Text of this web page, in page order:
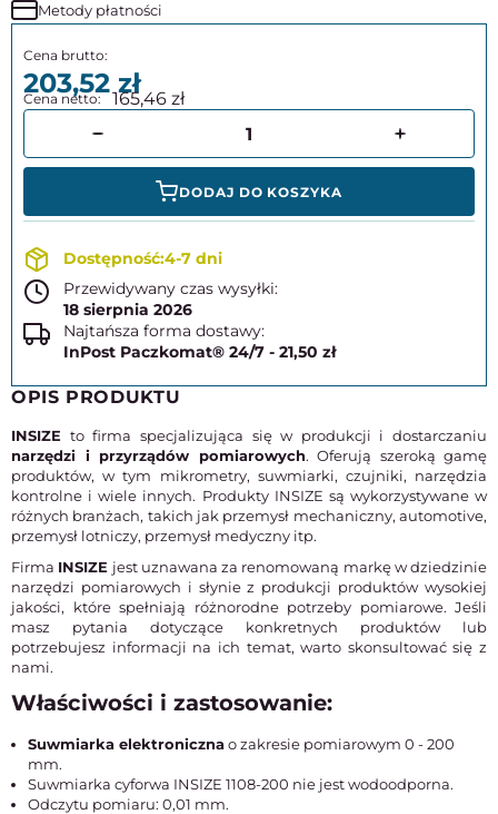
Metody płatności
203,52165,46
DODAJ DO KOSZYKA
4-7 dni
Przewidywany czas wysyłki:
18 sierpnia 2026
Najtańsza forma dostawy:
InPost Paczkomat® 24/7 - 21,50 zł
OPIS PRODUKTU
INSIZE to firma specjalizująca się w produkcji i dostarczaniu
narzędzi i przyrządów pomiarowych. Oferują szeroką gamę
produktów, w tym mikrometry, suwmiarki, czujniki, narzędzia
kontrolne i wiele innych. Produkty INSIZE są wykorzystywane w
różnych branżach, takich jak przemysł mechaniczny, automotive,
przemysł lotniczy, przemysł medyczny itp.
Firma INSIZE jest uznawana za renomowaną markę w dziedzinie
narzędzi pomiarowych i słynie z produkcji produktów wysokiej
jakości, które spełniają różnorodne potrzeby pomiarowe. Jeśli
masz pytania dotyczące konkretnych produktów lub
potrzebujesz informacji na ich temat, warto skonsultować się z
nami.
Właściwości i zastosowanie:
Suwmiarka elektronicznao zakresie pomiarowym 0 - 200
mm.
Suwmiarka cyforwa INSIZE 1108-200 nie jest wodoodporna.
Odczytu pomiaru: 0,01 mm.